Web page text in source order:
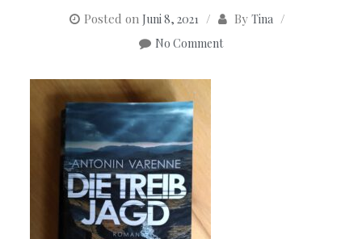
Posted on Juni 8, 2021 By Tina
No Comment